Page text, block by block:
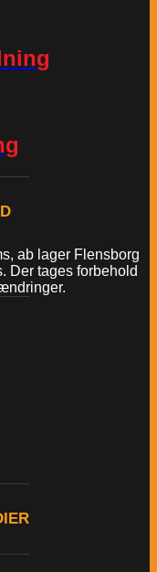
ab lager Flensborg
tages forbehold